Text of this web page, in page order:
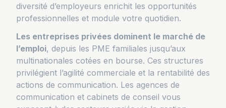
diversité d’employeurs enrichit les opportunités
professionnelles et module votre quotidien.
Les entreprises privées dominent le marché de
l’emploi, depuis les PME familiales jusqu’aux
multinationales cotées en bourse. Ces structures
privilégient l’agilité commerciale et la rentabilité des
actions de communication. Les agences de
communication et cabinets de conseil vous